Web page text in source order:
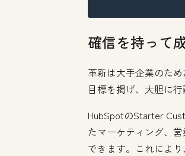
確信を持って
革新は大手企業のた
目標を掲げ、大胆に
HubSpotのStarter
たマーケティング、
できます。これによ